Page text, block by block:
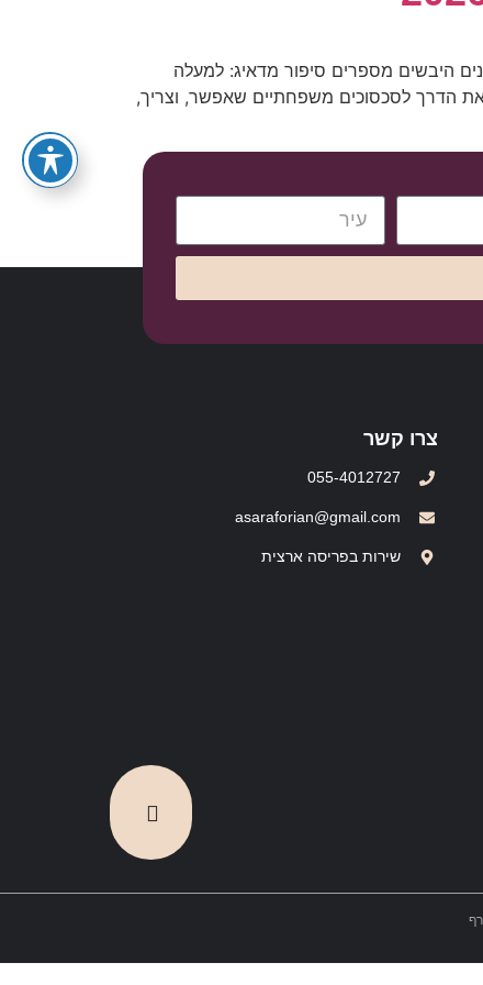
היבשים מספרים סיפור מדאיג: למעלה
הדרך לסכסוכים משפחתיים שאפשר, וצריך,
צרו קשר
055-4012727
asaraforian@gmail.com
שירות בפריסה ארצית